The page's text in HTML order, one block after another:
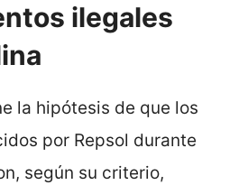
ilegales
la hipótesis de que los
por Repsol durante
según su criterio,